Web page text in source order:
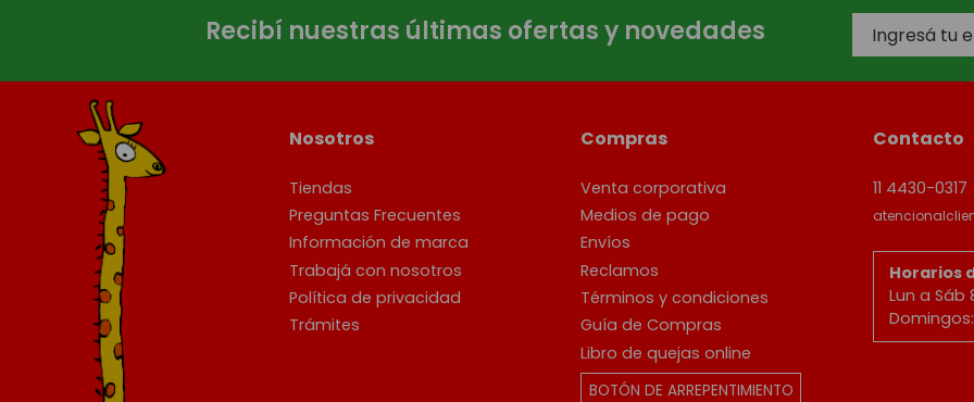
Recibí nuestras últimas ofertas y novedades
Nosotros
Tiendas
Preguntas Frecuentes
Información de marca
Trabajá con nosotros
Política de privacidad
Trámites
Compras
Venta corporativa
Medios de pago
Envíos
Reclamos
Términos y condiciones
Guía de Compras
Libro de quejas online
BOTÓN DE ARREPENTIMIENTO
Contacto
11 4430-0317
Horarios
Lun a Sáb
Domingos: